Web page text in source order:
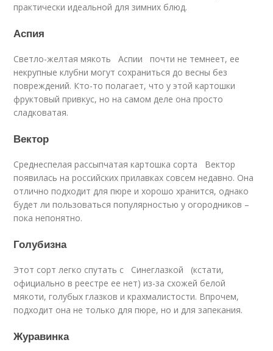
практически идеальной для зимних блюд.
Аспия
Светло-желтая мякоть Аспии почти не темнеет, ее
некрупные клубни могут сохраниться до весны без
повреждений. Кто-то полагает, что у этой картошки
фруктовый привкус, но на самом деле она просто
сладковатая.
Вектор
Среднеспелая рассыпчатая картошка сорта Вектор
появилась на российских прилавках совсем недавно. Она
отлично подходит для пюре и хорошо хранится, однако
будет ли пользоваться популярностью у огородников –
пока непонятно.
Голубизна
Этот сорт легко спутать с Синеглазкой (кстати,
официально в реестре ее нет) из-за схожей белой
мякоти, голубых глазков и крахмалистости. Впрочем,
подходит она не только для пюре, но и для запекания.
Журавинка